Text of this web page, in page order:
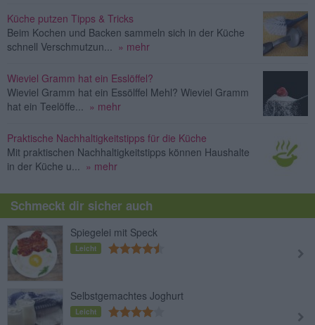
Küche putzen Tipps & Tricks
Beim Kochen und Backen sammeln sich in der Küche
schnell Verschmutzun... » mehr
Wieviel Gramm hat ein Esslöffel?
Wieviel Gramm hat ein Essölffel Mehl? Wieviel Gramm
hat ein Teelöffe... » mehr
Praktische Nachhaltigkeitstipps für die Küche
Mit praktischen Nachhaltigkeitstipps können Haushalte
in der Küche u... » mehr
Schmeckt dir sicher auch
Spiegelei mit Speck
Leicht
Selbstgemachtes Joghurt
Leicht